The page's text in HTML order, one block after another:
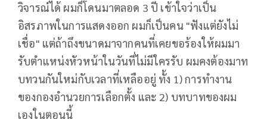
วิจารณ์ได้ ผมก็โดนมาตลอด 3 ปี เข้าใจว่าเป็น
อิสรภาพในการแสดงออก ผมก็เป็นคน "ฟังแต่ยังไม่
เชื่อ" แต่ถ้าถึงขนาดมาจากคนที่เคยขอร้องให้ผมมา
รับตำแหน่งหัวหน้าในวันที่ไม่มีใครรับ ผมคงต้องมาท
บทวนกันใหม่กับเวลาที่เหลืออยู่ ทั้ง 1) การทำงาน
ของกองอำนวยการเลือกตั้ง และ 2) บทบาทของผม
เองในตอนนี้